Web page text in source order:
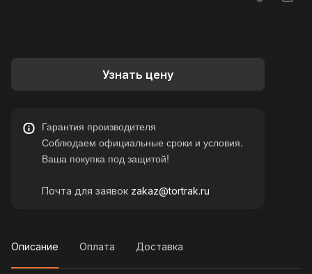
Узнать цену
Гарантия производителя
Соблюдаем официальные сроки и условия.
Ваша покупка под защитой!
Почта для заявок zakaz@tortrak.ru
Описание Оплата Доставка